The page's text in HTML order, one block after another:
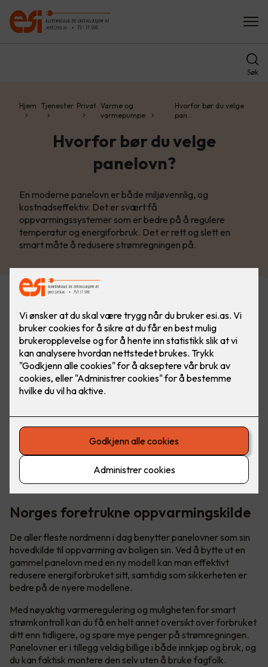
Søk
Hjem Tjenester Privat Varme og
varmepumpe
Hvorfor bør du velge
pan…
Hvorfor bør du velge
panelovn?
En moderne panelovn er både miljøvennlig, og
kostnadseffektiv. Det er svært få
oppvarmingssystemer som er bedre på å regulere
temperatur og energiforbruk. Det er rett og slett en
smart måte å redusere strømregningen på.
Den høyeste strømkostnaden i en bolig skyldes
oppvarming. Panelovner er ofte et av de rimeligste og
mest miljøvennlige alternativene du kan velge.
Norges foretrukne oppvarmingskilde
De aller fleste nordmenn i dag benytter panelovner som sin
hovedkilde til oppvarming av boligen sin. Ved å bytte ut en
gammel panelovn med en ny modell kan man effektivt
redusere energiforbruket sitt, samtidig som sikkerheten er
bedre på de nyere modellene.
Med nøyaktig varmeregulering og muligheten for smart
strømkontroll kan du få en helt annet oversikt over forbruket
ditt enn tidligere, og spare mye penger på strømregningen.
Panelovner er i tillegg veldig billige i både innkjøp og bruk, og
du kan faktisk montere den selv uten å bruke fagfolk.